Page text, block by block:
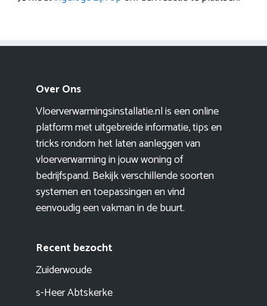
Over Ons
Vloerverwarmingsinstallatie.nl is een online
platform met uitgebreide informatie, tips en
tricks rondom het laten aanleggen van
vloerverwarming in jouw woning of
bedrijfspand. Bekijk verschillende soorten
systemen en toepassingen en vind
eenvoudig een vakman in de buurt.
Recent bezocht
Zuiderwoude
s-Heer Abtskerke